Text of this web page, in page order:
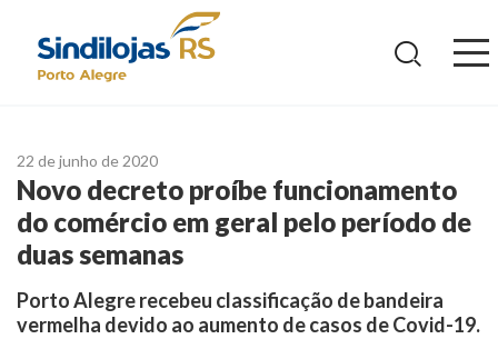
22 de junho de 2020
Novo decreto proíbe funcionamento
do comércio em geral pelo período de
duas semanas
Porto Alegre recebeu classificação de bandeira
vermelha devido ao aumento de casos de Covid-19.